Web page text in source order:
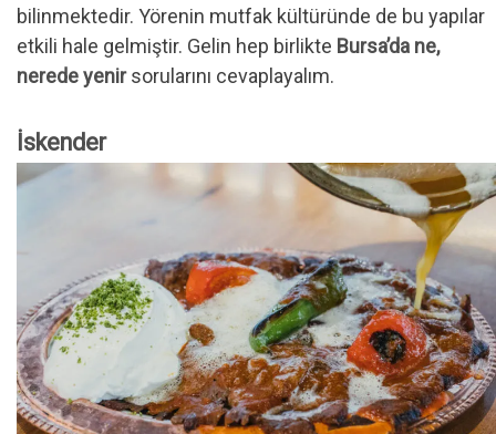
bilinmektedir. Yörenin mutfak kültüründe de bu yapılar
etkili hale gelmiştir. Gelin hep birlikte Bursa’da ne,
nerede yenirsorularını cevaplayalım.
İskender